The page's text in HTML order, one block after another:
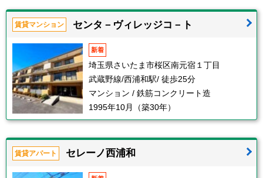
賃貸マンション センタ－ヴィレッジコ－ト
新着
埼玉県さいたま市桜区南元宿１丁目
武蔵野線/西浦和駅/ 徒歩25分
マンション / 鉄筋コンクリート造
1995年10月（築30年）
賃貸アパート セレーノ西浦和